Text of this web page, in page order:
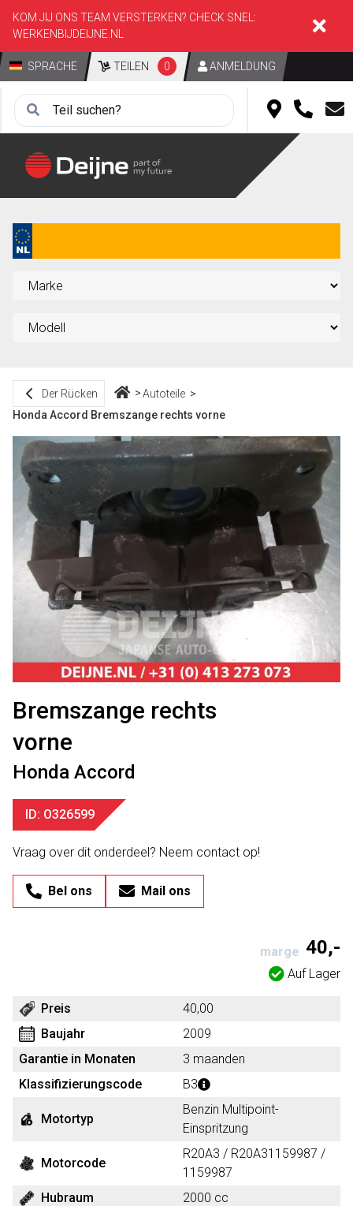
KOM JIJ ONS TEAM VERSTERKEN? CHECK SNEL:
WERKENBIJDEIJNE.NL
SPRACHE TEILEN 0 ANMELDUNG
Der Rücken
Autoteile
Honda Accord Bremszange rechts vorne
Bremszange rechts
vorne
Honda Accord
ID: O326599
Vraag over dit onderdeel? Neem contact op!
Bel ons Mail ons
marge 40,-
Auf Lager
Preis
40,00
Baujahr
2009
Garantie in Monaten
3 maanden
Klassifizierungscode
B3
Motortyp
Benzin Multipoint-
Einspritzung
Motorcode
R20A3 / R20A31159987 /
1159987
Hubraum
2000 cc